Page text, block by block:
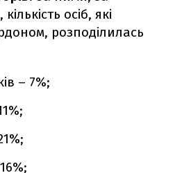
осіб, які
розподілилась
– 7%;